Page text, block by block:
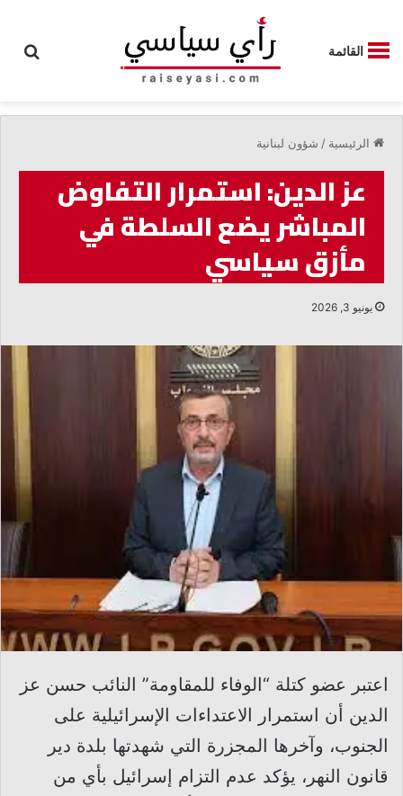
القائمة
الرئيسية / شؤون لبنانية
عز الدين: استمرار التفاوض
المباشر يضع السلطة في
مأزق سياسي
يونيو 3, 2026
اعتبر عضو كتلة “الوفاء للمقاومة” النائب حسن عز
الدين أن استمرار الاعتداءات الإسرائيلية على
الجنوب، وآخرها المجزرة التي شهدتها بلدة دير
قانون النهر، يؤكد عدم التزام إسرائيل بأي من